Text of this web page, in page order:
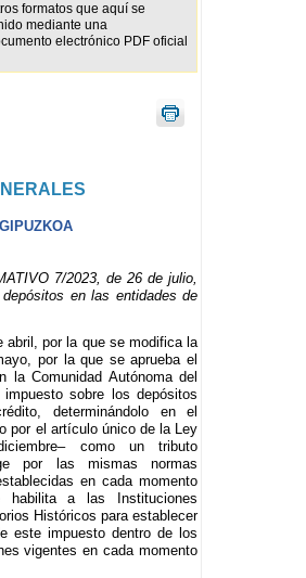
formatos que aquí se
mediante una
electrónico PDF oficial
7/2023, de 26 de julio,
en las entidades de
abril, por la que se modifica la
por la que se aprueba el
la Comunidad Autónoma del
sobre los depósitos
determinándolo en el
por el artículo único de la Ley
como un tributo
por las mismas normas
en cada momento
habilita a las Instituciones
Históricos para establecer
este impuesto dentro de los
vigentes en cada momento